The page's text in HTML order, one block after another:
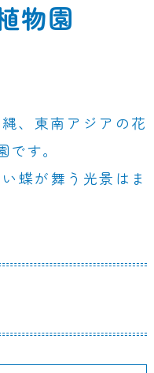
物園
、東南アジアの花
です。
蝶が舞う光景はま